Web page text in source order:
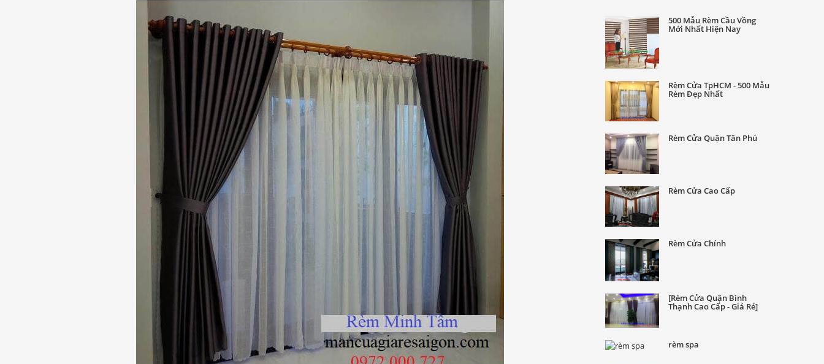
500 Mẫu Rèm Cầu Vồng
Mới Nhất Hiện Nay
Rèm Cửa TpHCM - 500 Mẫu
Rèm Đẹp Nhất
Rèm Cửa Quận Tân Phú
Rèm Cửa Cao Cấp
Rèm Cửa Chính
[Rèm Cửa Quận Bình
Thạnh Cao Cấp - Giá Rẻ]
rèm spa